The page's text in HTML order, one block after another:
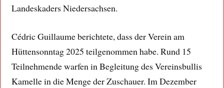
Landeskaders Niedersachsen.
Cédric Guillaume berichtete, dass der Verein am
Hüttensonntag 2025 teilgenommen habe. Rund 15
Teilnehmende warfen in Begleitung des Vereinsbullis
Kamelle in die Menge der Zuschauer. Im Dezember